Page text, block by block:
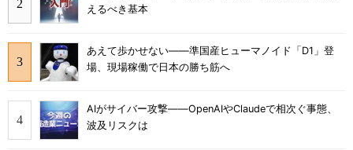
えるべき基本
あえて歩かせない――準国産ヒューマノイド「D1」登
場、現場稼働で日本の勝ち筋へ
AIがサイバー攻撃――OpenAIやClaudeで相次ぐ事態、
波及リスクは